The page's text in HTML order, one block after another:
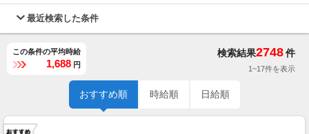
最近検索した条件
この条件の平均時給
1,688 円
検索結果2748件
1~17件を表示
おすすめ順 時給順 日給順